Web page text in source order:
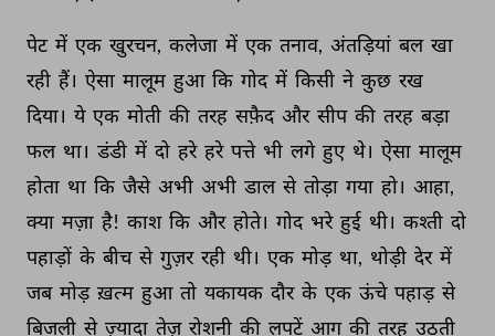
पेट में एक खुरचन, कलेजा में एक तनाव, अंतड़ियां बल खा
रही हैं। ऐसा मालूम हुआ कि गोद में किसी ने कुछ रख
दिया। ये एक मोती की तरह सफ़ैद और सीप की तरह बड़ा
फल था। डंडी में दो हरे हरे पत्ते भी लगे हुए थे। ऐसा मालूम
होता था कि जैसे अभी अभी डाल से तोड़ा गया हो। आहा,
क्या मज़ा है! काश कि और होते। गोद भरे हुई थी। कश्ती दो
पहाड़ों के बीच से गुज़र रही थी। एक मोड़ था, थोड़ी देर में
जब मोड़ ख़त्म हुआ तो यकायक दौर के एक ऊंचे पहाड़ से
बिजली से ज़्यादा तेज़ रोशनी की लपटें आग की तरह उठती